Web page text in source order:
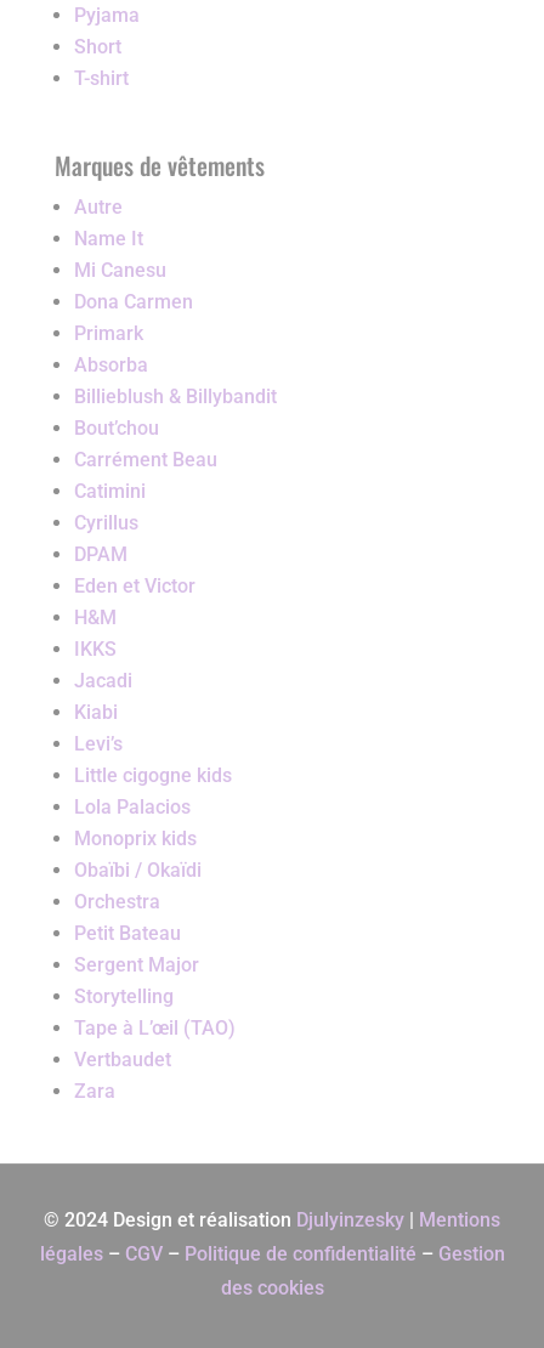
Pyjama
Short
T-shirt
Marques de vêtements
Autre
Name It
Mi Canesu
Dona Carmen
Primark
Absorba
Billieblush & Billybandit
Bout’chou
Carrément Beau
Catimini
Cyrillus
DPAM
Eden et Victor
H&M
IKKS
Jacadi
Kiabi
Levi’s
Little cigogne kids
Lola Palacios
Monoprix kids
Obaïbi / Okaïdi
Orchestra
Petit Bateau
Sergent Major
Storytelling
Tape à L’œil (TAO)
Vertbaudet
Zara
© 2024 Design et réalisation Djulyinzesky | Mentions
légales– CGV– Politique de confidentialité – Gestion
des cookies